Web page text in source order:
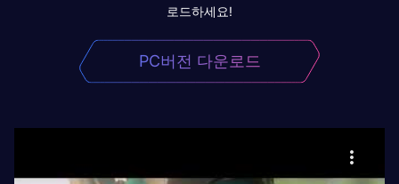
로드하세요!
PC버전 다운로드